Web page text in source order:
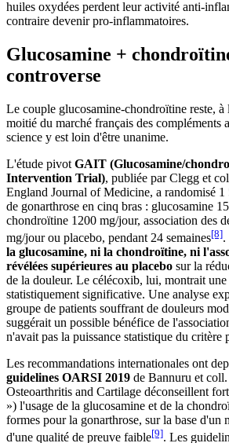
huiles oxydées perdent leur activité anti-
contraire devenir pro-inflammatoires.
Glucosamine +
controverse
Le couple glucosamine-chondroïtine reste, à
moitié du marché français des compléments
science y est loin d'être unanime.
L'étude pivot GAIT (Glucosamine/
Intervention Trial), publiée par Clegg et
England Journal of Medicine, a randomisé 1
de gonarthrose en cinq bras : glucosamine
chondroïtine 1200 mg/jour, association des
mg/jour ou placebo, pendant 24 semaines[8].
la glucosamine, ni la chondroïtine, ni
révélées supérieures au placebo sur la
de la douleur. Le célécoxib, lui, montrait
statistiquement significative. Une analyse
groupe de patients souffrant de douleurs
suggérait un possible bénéfice de
n'avait pas la puissance statistique du critère
Les recommandations internationales ont
guidelines OARSI 2019 de Bannuru et
Osteoarthritis and Cartilage déconseillent
») l'usage de la glucosamine et de la
formes pour la gonarthrose, sur la base d'un
d'une qualité de preuve faible[9]. Les